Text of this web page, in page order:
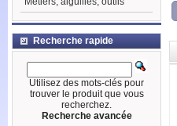
Recherche rapide
Utilisez des mots-clés pour
trouver le produit que vous
recherchez.
Recherche avancée